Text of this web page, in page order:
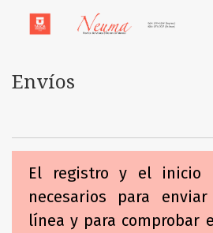
Envíos
El registro y el inicio
necesarios para
línea y para comprobar